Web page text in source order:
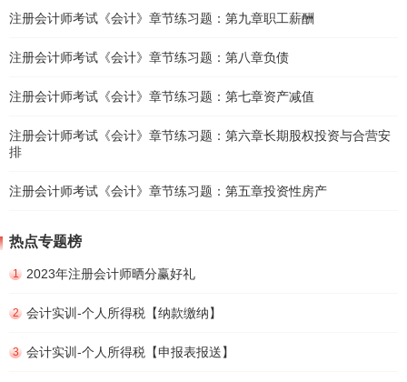
注册会计师考试《会计》章节练习题：第九章职工薪酬
注册会计师考试《会计》章节练习题：第八章负债
注册会计师考试《会计》章节练习题：第七章资产减值
注册会计师考试《会计》章节练习题：第六章长期股权投资与合营安
排
注册会计师考试《会计》章节练习题：第五章投资性房产
热点专题榜
1 2023年注册会计师晒分赢好礼
2 会计实训-个人所得税【纳款缴纳】
3 会计实训-个人所得税【申报表报送】